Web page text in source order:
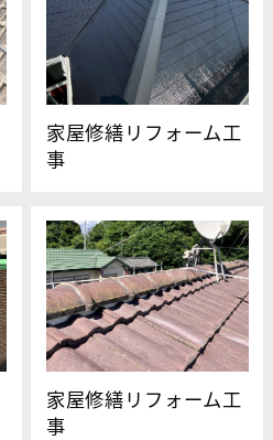
家屋修繕リフォーム工
事
家屋修繕リフォーム工
事